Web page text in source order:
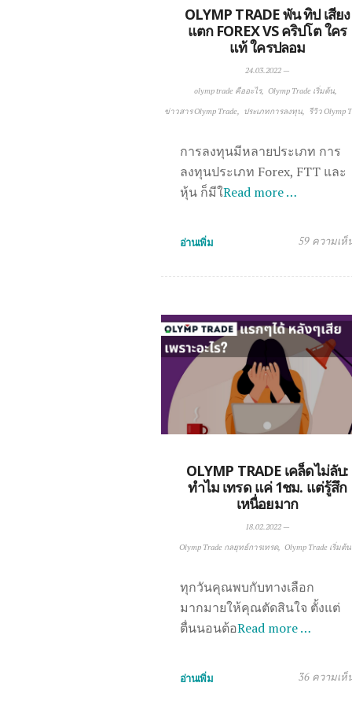
OLYMP TRADE พัน ทิป เสียง
แตก FOREX VS คริปโต ใคร
แท้ ใครปลอม
24.03.2022—
olymp trade คืออะไร
Olymp Trade เริ่มต้น
ข่าวสาร Olymp Trade
ประเภทการลงทุน รีวิว Olymp
การลงทุนมีหลายประเภท การ
ลงทุนประเภท Forex, FTT และ
หุ้น ก็มีใRead more …
อ่านเพิ่ม 59 ความเห็
OLYMP TRADE เคล็ดไม่ลับ:
ทำไม เทรด แค่ 1ชม. แต่รู้สึก
เหนื่อยมาก
18.02.2022—
Olymp Trade กลยุทธ์การเทรด
Olymp Trade เริ่มต้น
ทุกวันคุณพบกับทางเลือก
มากมายให้คุณตัดสินใจ ตั้งแต่
ตื่นนอนต้อRead more …
อ่านเพิ่ม 36 ความเห็